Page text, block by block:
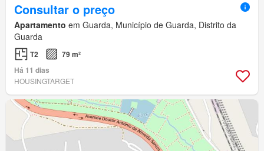
Consultar o preço
Apartamento em Guarda, Município de Guarda, Distrito da
Guarda
T2
79 m²
Há 11 dias
HOUSINGTARGET